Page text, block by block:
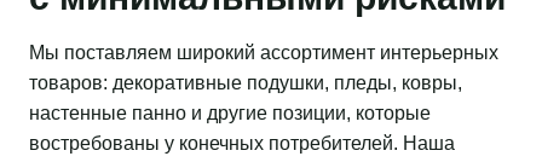
Мы поставляем широкий ассортимент интерьерных
товаров: декоративные подушки, пледы, ковры,
настенные панно и другие позиции, которые
востребованы у конечных потребителей. Наша